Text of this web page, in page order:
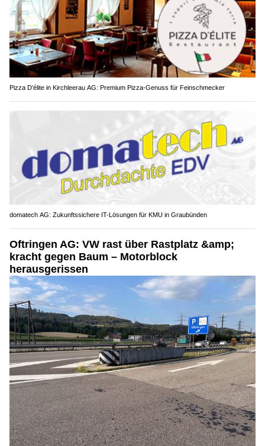
Pizza D’élite in Kirchleerau AG: Premium Pizza-Genuss für Feinschmecker
domatech AG: Zukunftssichere IT-Lösungen für KMU in Graubünden
Oftringen AG: VW rast über Rastplatz &amp;
kracht gegen Baum – Motorblock
herausgerissen